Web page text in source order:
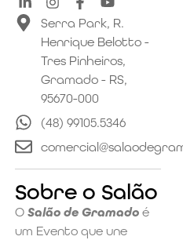
Serra Park, R.
Henrique Belotto -
Tres Pinheiros,
Gramado - RS,
95670-000
(48) 99105.5346
Sobre o Salão
O Salão de Gramado é
um Evento que une